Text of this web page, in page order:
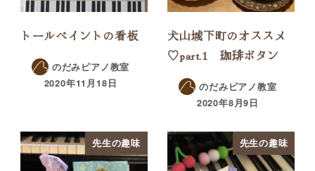
トールペイントの看板
のだみピアノ教室
2020年11月18日
犬山城下町のオススメ
♡part.1 珈琲ボタン
のだみピアノ教室
2020年8月9日
先生の趣味 先生の趣味